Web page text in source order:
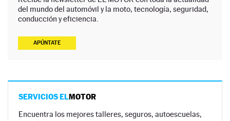
del mundo del automóvil y la moto, tecnología, seguridad,
conducción y eficiencia.
APÚNTATE
SERVICIOS ELMOTOR
Encuentra los mejores talleres, seguros, autoescuelas,